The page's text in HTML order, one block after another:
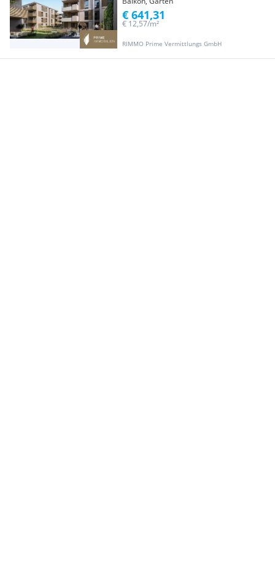
RIMMO Prime Vermittlungs GmbH
€ 12,57/m²
€ 641,31